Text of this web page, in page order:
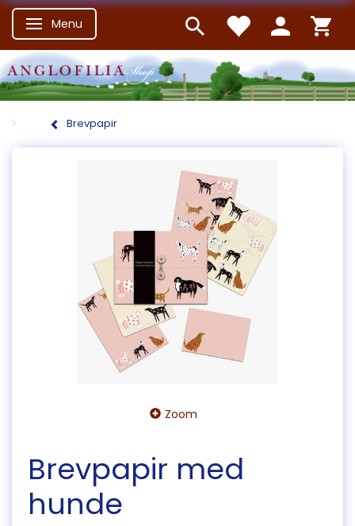
Skifte navigation
Menu
Brevpapir
Zoom
Brevpapir med
hunde